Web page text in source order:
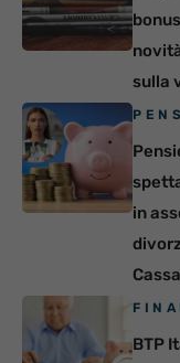
sulla
in
BTP